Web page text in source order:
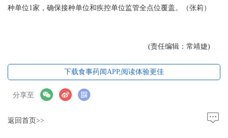
种单位1家，确保接种单位和疾控单位监管全点位覆盖。（张莉）
(责任编辑：常靖婕)
下载食事药闻APP,阅读体验更佳
分享至
返回首页>>